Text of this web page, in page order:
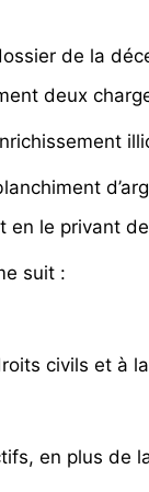
de la
deux
en le privant
suit :
civils et à
en plus de